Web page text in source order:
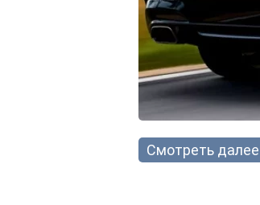
Смотреть далее